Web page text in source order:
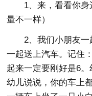
1、来，看看你
量不一样）
2、我们小朋友
一起送上汽车。记住
起来一定要刚好是6
幼儿说说，你的车上